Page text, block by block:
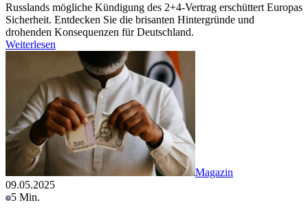
Russlands mögliche Kündigung des 2+4-Vertrag erschüttert Europas
Sicherheit. Entdecken Sie die brisanten Hintergründe und
drohenden Konsequenzen für Deutschland.
Weiterlesen
Magazin
09.05.2025
5 Min.